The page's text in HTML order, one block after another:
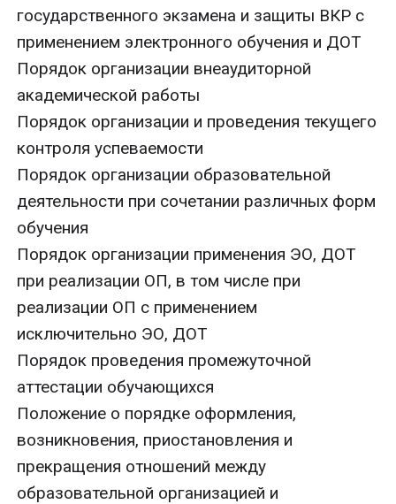
государственного экзамена и защиты ВКР с
применением электронного обучения и ДОТ
Порядок организации внеаудиторной
академической работы
Порядок организации и проведения текущего
контроля успеваемости
Порядок организации образовательной
деятельности при сочетании различных форм
обучения
Порядок организации применения ЭО, ДОТ
при реализации ОП, в том числе при
реализации ОП с применением
исключительно ЭО, ДОТ
Порядок проведения промежуточной
аттестации обучающихся
Положение о порядке оформления,
возникновения, приостановления и
прекращения отношений между
образовательной организацией и